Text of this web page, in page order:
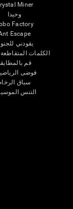
Miner
وحيدا
Factory
Escape
يقودني
الكلمات
قم
فوضى
سباق
التنس